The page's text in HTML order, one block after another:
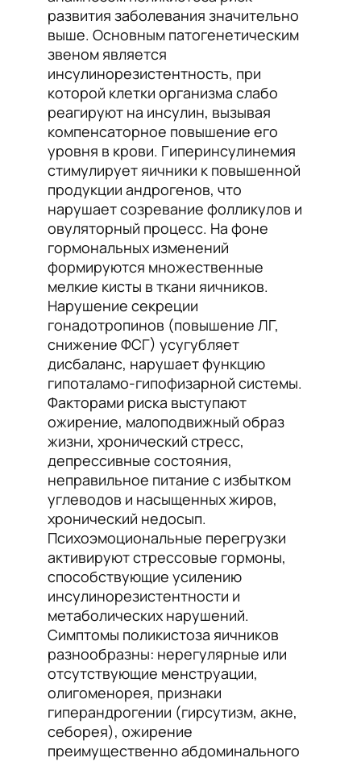
развития заболевания значительно
выше. Основным патогенетическим
звеном является
инсулинорезистентность, при
которой клетки организма слабо
реагируют на инсулин, вызывая
компенсаторное повышение его
уровня в крови. Гиперинсулинемия
стимулирует яичники к повышенной
продукции андрогенов, что
нарушает созревание фолликулов и
овуляторный процесс. На фоне
гормональных изменений
формируются множественные
мелкие кисты в ткани яичников.
Нарушение секреции
гонадотропинов (повышение ЛГ,
снижение ФСГ) усугубляет
дисбаланс, нарушает функцию
гипоталамо-гипофизарной системы.
Факторами риска выступают
ожирение, малоподвижный образ
жизни, хронический стресс,
депрессивные состояния,
неправильное питание с избытком
углеводов и насыщенных жиров,
хронический недосып.
Психоэмоциональные перегрузки
активируют стрессовые гормоны,
способствующие усилению
инсулинорезистентности и
метаболических нарушений.
Симптомы поликистоза яичников
разнообразны: нерегулярные или
отсутствующие менструации,
олигоменорея, признаки
гиперандрогении (гирсутизм, акне,
себорея), ожирение
преимущественно абдоминального